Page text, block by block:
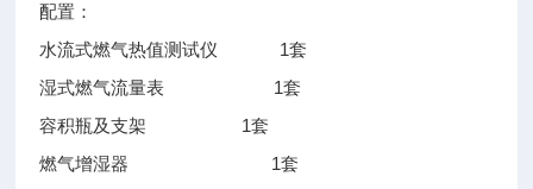
配置：
水流式燃气热值测试仪 1套
湿式燃气流量表 1套
容积瓶及支架 1套
燃气增湿器 1套